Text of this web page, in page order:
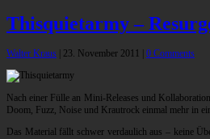
Thisquietarmy –
Walter Kraus 23. November 2011 0 Comments
Nach einer Fülle an Mini-Releases und
Doom, Fuzz, Noise und Krautrock einmal mehr in
Das Material fällt schwer verdaulich aus – keine